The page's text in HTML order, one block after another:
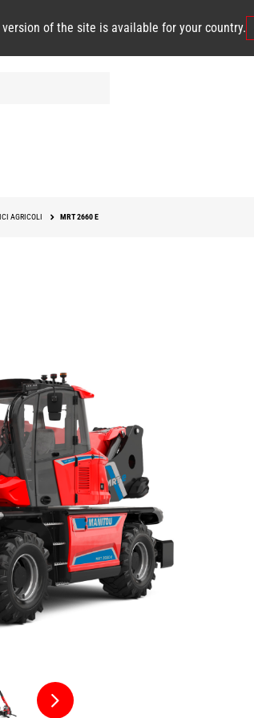
version of the site is available for your country.
AGRICOLI MRT 2660 E